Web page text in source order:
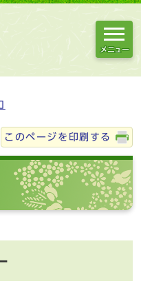
メニュー
このページを印刷する